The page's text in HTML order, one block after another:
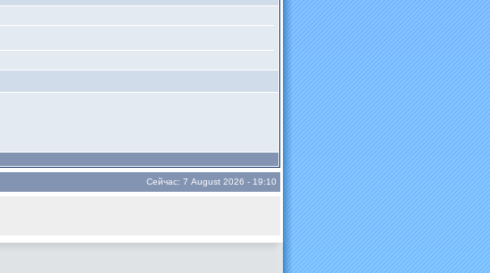
Сейчас: 7 August 2026 - 19:10